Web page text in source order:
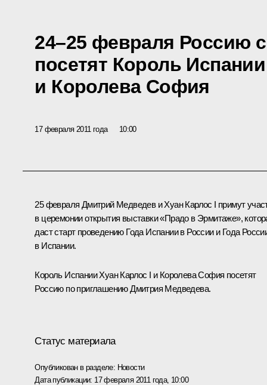
24–25 февраля Россию
посетят Король
и Королева София
17 февраля 2011 года 10:00
25 февраля Дмитрий Медведев и Хуан Карлос I примут
в церемонии открытия выставки «Прадо в Эрмитаже»,
даст старт проведению Года Испании в России и Года
в Испании.
Король Испании Хуан Карлос I и Королева София посетят
Россию по приглашению Дмитрия Медведева.
Статус материала
Опубликован в разделе: Новости
Дата публикации: 17 февраля 2011 года, 10:00